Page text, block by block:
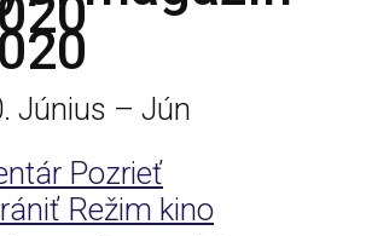
Pozrieť
Režim kino
Június – Jún